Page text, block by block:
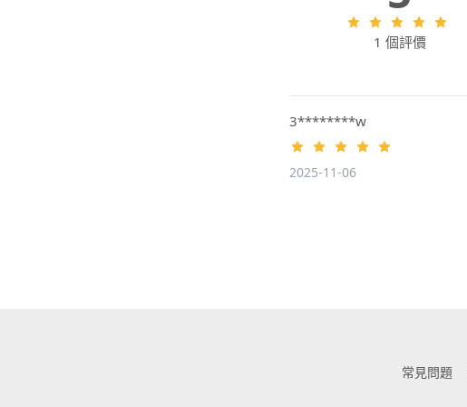
1 個評價
3********w
2025-11-06
常見問題